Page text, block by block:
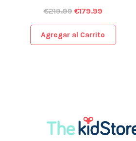
€219.99 €179.99
Agregar al Carrito